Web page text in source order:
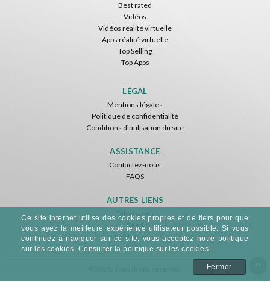
Best rated
Vidéos
Vidéos réalité virtuelle
Apps réalité virtuelle
Top Selling
Top Apps
LÉGAL
Mentions légales
Politique de confidentialité
Conditions d'utilisation du site
ASSISTANCE
Contactez-nous
FAQS
AUTRES LIENS
Télécharger
Feed
Sitemap
Ce site internet utilise des cookies propres et de tiers pour que
vous ayez la meilleure expérience utilisateur possible. Si vous
contniuez à naviguer sur ce site, vous acceptez notre politique
sur les cookies. Consulter la politique sur les cookies.
Fermer